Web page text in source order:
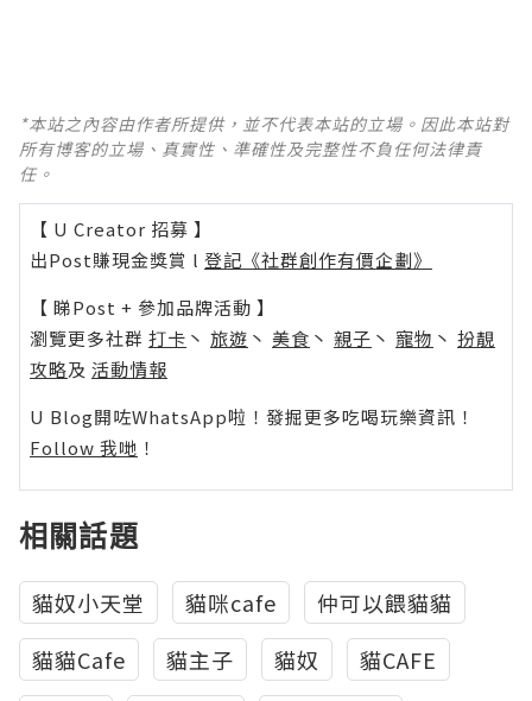
*本站之內容由作者所提供，並不代表本站的立場。因此本站對
所有博客的立場、真實性、準確性及完整性不負任何法律責
任。
【 U Creator 招募 】
出Post賺現金獎賞 l 登記《社群創作有價企劃》
【 睇Post + 參加品牌活動 】
瀏覽更多社群 打卡 丶 旅遊 丶 美食 丶 親子 丶 寵物 丶 扮靚
攻略及 活動情報
U Blog開咗WhatsApp啦！發掘更多吃喝玩樂資訊！
Follow 我哋 ！
相關話題
貓奴小天堂 貓咪cafe
仲可以餵貓貓
貓貓Cafe
貓主子 貓奴
貓CAFE